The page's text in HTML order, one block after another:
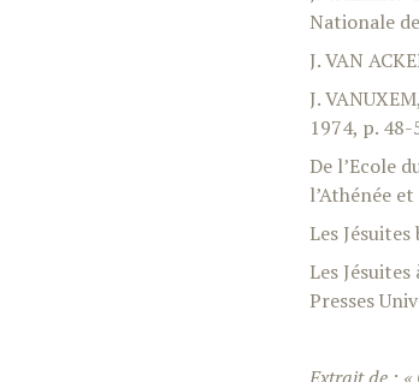
Nationale
J. VAN
J.
1974, p. 48-
De l’Ecole
l’Athénée
Les
Les
Presses